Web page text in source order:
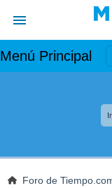
Menú Principal
Foro de